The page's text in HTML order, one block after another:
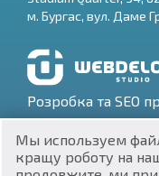
$
₽
₴
м. Бургас, вул. Даме
Розробка та SEO
Мы используем
кращу роботу на